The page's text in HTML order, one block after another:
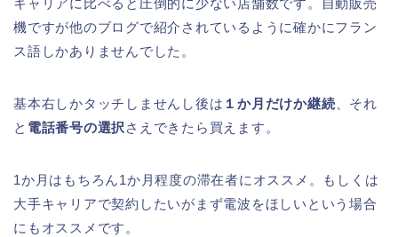
キャリアに比べると圧倒的に少ない店舗数です。自動販売
機ですが他のブログで紹介されているように確かにフラン
ス語しかありませんでした。
基本右しかタッチしませんし後は １か月だけか継続 、それ
と 電話番号の選択 さえできたら買えます。
1か月はもちろん1か月程度の滞在者にオススメ。もしくは
大手キャリアで契約したいがまず電波をほしいという場合
にもオススメです。